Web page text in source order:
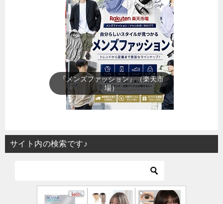
『メンズファッション』（楽天市
場）
サイト内の検索です♪